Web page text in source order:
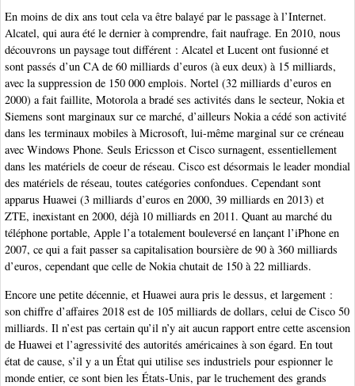
En moins de dix ans tout cela va être balayé par le passage à l’Internet.
Alcatel, qui aura été le dernier à comprendre, fait naufrage. En 2010, nous
découvrons un paysage tout différent : Alcatel et Lucent ont fusionné et
sont passés d’un CA de 60 milliards d’euros (à eux deux) à 15 milliards,
avec la suppression de 150 000 emplois. Nortel (32 milliards d’euros en
2000) a fait faillite, Motorola a bradé ses activités dans le secteur, Nokia et
Siemens sont marginaux sur ce marché, d’ailleurs Nokia a cédé son activité
dans les terminaux mobiles à Microsoft, lui-même marginal sur ce créneau
avec Windows Phone. Seuls Ericsson et Cisco surnagent, essentiellement
dans les matériels de coeur de réseau. Cisco est désormais le leader mondial
des matériels de réseau, toutes catégories confondues. Cependant sont
apparus Huawei (3 milliards d’euros en 2000, 39 milliards en 2013) et
ZTE, inexistant en 2000, déjà 10 milliards en 2011. Quant au marché du
téléphone portable, Apple l’a totalement bouleversé en lançant l’iPhone en
2007, ce qui a fait passer sa capitalisation boursière de 90 à 360 milliards
d’euros, cependant que celle de Nokia chutait de 150 à 22 milliards.
Encore une petite décennie, et Huawei aura pris le dessus, et largement :
son chiffre d’affaires 2018 est de 105 milliards de dollars, celui de Cisco 50
milliards. Il n’est pas certain qu’il n’y ait aucun rapport entre cette ascension
de Huawei et l’agressivité des autorités américaines à son égard. En tout
état de cause, s’il y a un État qui utilise ses industriels pour espionner le
monde entier, ce sont bien les États-Unis, par le truchement des grands